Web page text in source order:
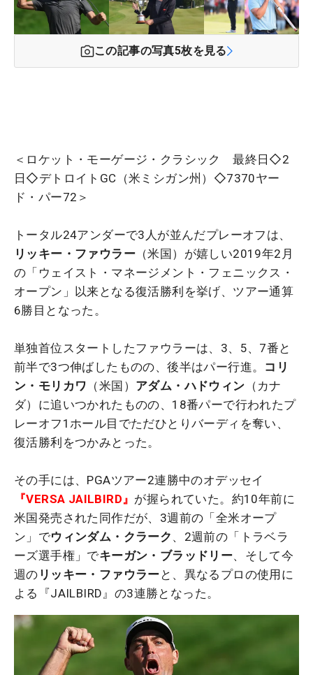
この記事の写真5枚を見る
＜ロケット・モーゲージ・クラシック 最終日◇2
日◇デトロイトGC（米ミシガン州）◇7370ヤー
ド・パー72＞
トータル24アンダーで3人が並んだプレーオフは、
リッキー・ファウラー （米国）が嬉しい2019年2月
の「ウェイスト・マネージメント・フェニックス・
オープン」以来となる復活勝利を挙げ、ツアー通算
6勝目となった。
単独首位スタートしたファウラーは、3、5、7番と
前半で3つ伸ばしたものの、後半はパー行進。 コリ
ン・モリカワ
（米国） アダム・ハドウィン （カナ
ダ）に追いつかれたものの、18番パーで行われたプ
レーオフ1ホール目でただひとりバーディを奪い、
復活勝利をつかみとった。
その手には、PGAツアー2連勝中のオデッセイ
『VERSA JAILBIRD』 が握られていた。約10年前に
米国発売された同作だが、3週前の「全米オープ
ン」でウィンダム・クラーク 、2週前の「トラベラ
ーズ選手権」でキーガン・ブラッドリー、そして今
週の リッキー・ファウラー と、異なるプロの使用に
よる『JAILBIRD』の3連勝となった。